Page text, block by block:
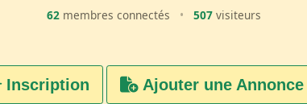
62 membres connectés • 507 visiteurs
Inscription Ajouter une Annonce